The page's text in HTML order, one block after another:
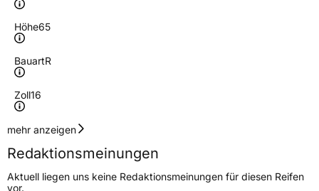
Höhe65
BauartR
Zoll16
Geschwindigkeitsindex
Höchstgeschwindigkeit
190 km/h
Lastindex121/119
mehr anzeigen
Redaktionsmeinungen
Aktuell liegen uns keine Redaktionsmeinungen für diesen Reifen
vor.